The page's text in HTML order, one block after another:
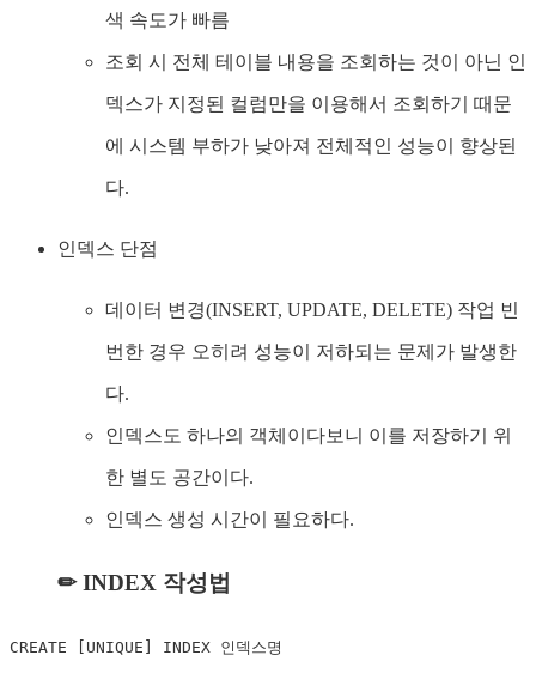
색 속도가 빠름
조회 시 전체 테이블 내용을 조회하는 것이 아닌 인
덱스가 지정된 컬럼만을 이용해서 조회하기 때문
에 시스템 부하가 낮아져 전체적인 성능이 향상된
다.
인덱스 단점
데이터 변경(INSERT, UPDATE, DELETE) 작업 빈
번한 경우 오히려 성능이 저하되는 문제가 발생한
다.
인덱스도 하나의 객체이다보니 이를 저장하기 위
한 별도 공간이다.
인덱스 생성 시간이 필요하다.
✏ INDEX 작성법
CREATE UNIQUE INDEX